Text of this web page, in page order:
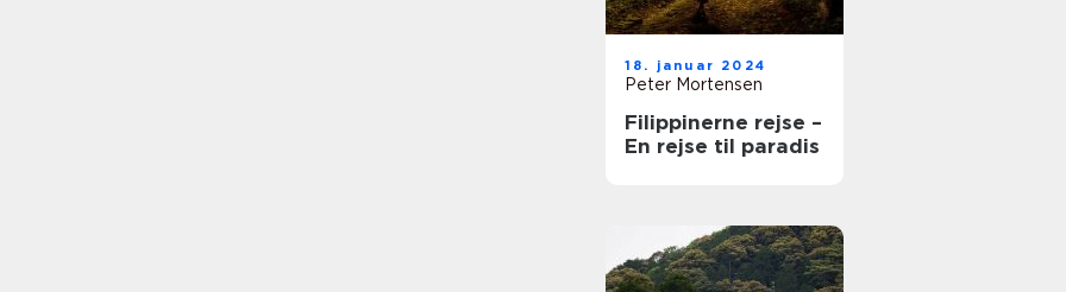
18. januar 2024
Peter Mortensen
Filippinerne rejse –
En rejse til paradis